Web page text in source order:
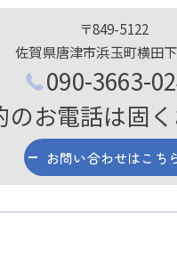
〒849-5122
佐賀県唐津市浜玉町横田
090-3663-
お電話は固く
お問い合わせはこち